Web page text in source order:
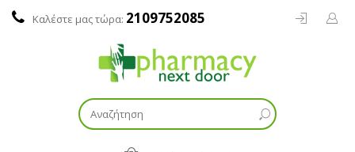
Καλέστε μας τώρα: 2109752085